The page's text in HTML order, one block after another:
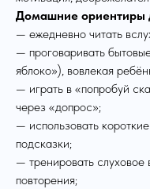
Домашние ориентиры
— ежедневно читать
— проговаривать
яблоко»), вовлекая
— играть в «попробуй
через «допрос»;
— использовать
подсказки;
— тренировать слуховое
повторения;